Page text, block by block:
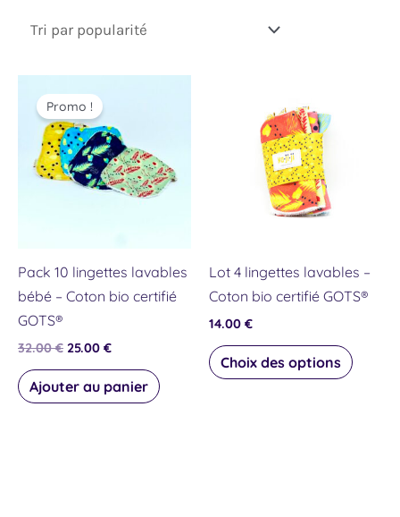
Promo !
Pack 10 lingettes lavables
bébé – Coton bio certifié
GOTS®
32.00€
prix
initial
était :
32.00 €.
25.00 €
est :
25.00 €.
Ajouter au panier
Lot 4 lingettes lavables –
Coton bio certifié GOTS®
14.00 €
Choix des options
être